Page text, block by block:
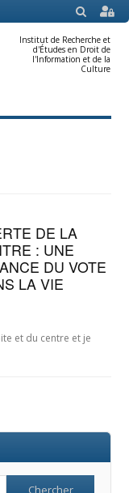
SEARCH
Institut de Recherche et
d'Études en Droit de
l'Information et de la
Culture
DE LA
: UNE
DU VOTE
LA VIE
et du centre et je